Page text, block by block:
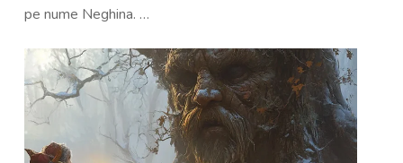
pe nume Neghina. …